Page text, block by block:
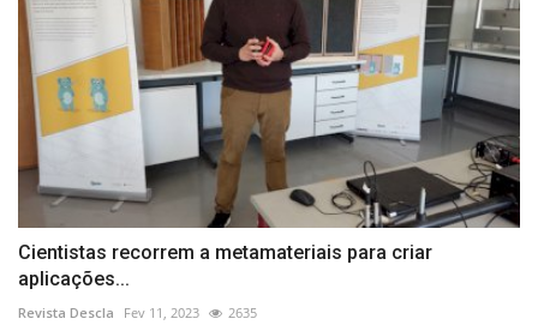
Cientistas recorrem a metamateriais para criar
aplicações...
Revista Descla Fev 11, 2023 2635